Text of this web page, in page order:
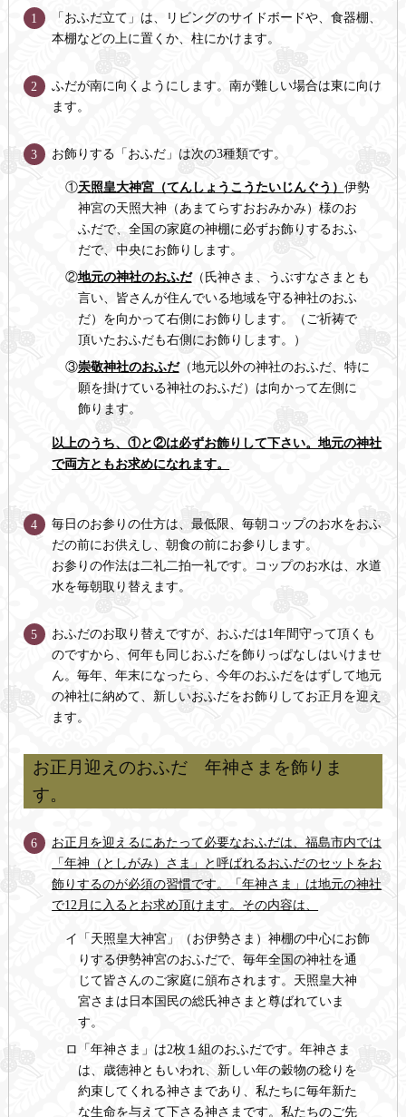
1
「おふだ立て」は、リビングのサイドボードや、食器棚、
本棚などの上に置くか、柱にかけます。
2
ふだが南に向くようにします。南が難しい場合は東に向け
ます。
3 お飾りする「おふだ」は次の3種類です。
①天照皇大神宮（てんしょうこうたいじんぐう） 伊勢
神宮の天照大神（あまてらすおおみかみ）様のお
ふだで、全国の家庭の神棚に必ずお飾りするおふ
だで、中央にお飾りします。
②地元の神社のおふだ（氏神さま、うぶすなさまとも
言い、皆さんが住んでいる地域を守る神社のおふ
だ）を向かって右側にお飾りします。（ご祈祷で
頂いたおふだも右側にお飾りします。）
③崇敬神社のおふだ（地元以外の神社のおふだ、特に
願を掛けている神社のおふだ）は向かって左側に
飾ります。
以上のうち、①と②は必ずお飾りして下さい。地元の神社
で両方ともお求めになれます。
4
毎日のお参りの仕方は、最低限、毎朝コップのお水をおふ
だの前にお供えし、朝食の前にお参りします。
お参りの作法は二礼二拍一礼です。コップのお水は、水道
水を毎朝取り替えます。
5
おふだのお取り替えですが、おふだは1年間守って頂くも
のですから、何年も同じおふだを飾りっぱなしはいけませ
ん。毎年、年末になったら、今年のおふだをはずして地元
の神社に納めて、新しいおふだをお飾りしてお正月を迎え
ます。
お正月迎えのおふだ 年神さまを飾りま
す。
6
お正月を迎えるにあたって必要なおふだは、福島市内では
「年神（としがみ）さま」と呼ばれるおふだのセットをお
飾りするのが必須の習慣です。「年神さま」は地元の神社
で12月に入るとお求め頂けます。その内容は、
イ「天照皇大神宮」（お伊勢さま）神棚の中心にお飾
りする伊勢神宮のおふだで、毎年全国の神社を通
じて皆さんのご家庭に頒布されます。天照皇大神
宮さまは日本国民の総氏神さまと尊ばれていま
す。
ロ「年神さま」は2枚１組のおふだです。年神さま
は、歳徳神ともいわれ、新しい年の穀物の稔りを
約束してくれる神さまであり、私たちに毎年新た
な生命を与えて下さる神さまです。私たちのご先